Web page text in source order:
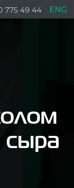
775 49 44 ENG
сыра